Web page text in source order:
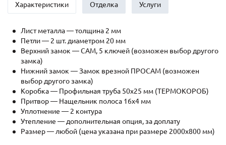
Характеристики Отделка Услуги
Лист металла — толщина 2 мм
Петли — 2 шт. диаметром 20 мм
Верхний замок — САМ, 5 ключей (возможен выбор другого
замка)
Нижний замок — Замок врезной ПРОСАМ (возможен
выбор другого замка)
Коробка — Профильная труба 50х25 мм (ТЕРМОКОРОБ)
Притвор — Нащельник полоса 16х4 мм
Уплотнение — 2 контура
Утепление — дополнительная опция, за доплату
Размер — любой (цена указана при размере 2000x800 мм)